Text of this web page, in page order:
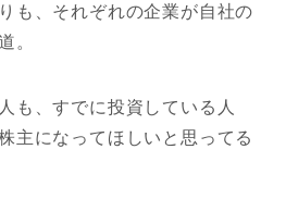
も、それぞれの企業が自社の
。
も、すでに投資している人
主になってほしいと思ってる